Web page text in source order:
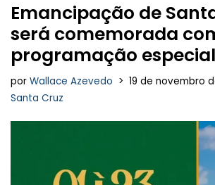
Emancipação de
será comemorada
programação especial
por Wallace Azevedo
19 de novembro
Santa Cruz